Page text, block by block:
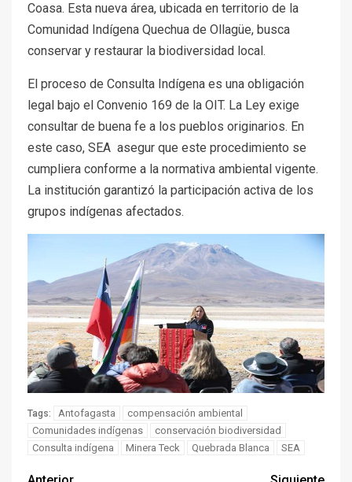
Coasa. Esta nueva área, ubicada en territorio de la
Comunidad Indígena Quechua de Ollagüe, busca
conservar y restaurar la biodiversidad local.
El proceso de Consulta Indígena es una obligación
legal bajo el Convenio 169 de la OIT. La Ley exige
consultar de buena fe a los pueblos originarios. En
este caso, SEA asegur que este procedimiento se
cumpliera conforme a la normativa ambiental vigente.
La institución garantizó la participación activa de los
grupos indígenas afectados.
Tags: Antofagasta
compensación ambiental
Comunidades indígenas
conservación biodiversidad
Consulta indígena
Minera Teck Quebrada Blanca SEA